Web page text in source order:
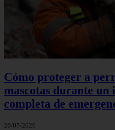
Cómo proteger a
mascotas durante un
completa de
20/07/2026